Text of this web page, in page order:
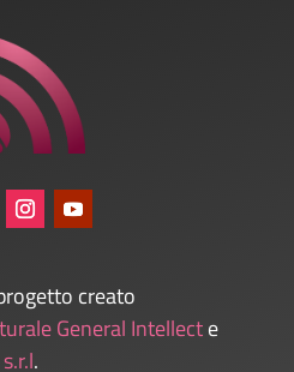
creato
General Intellecte
.